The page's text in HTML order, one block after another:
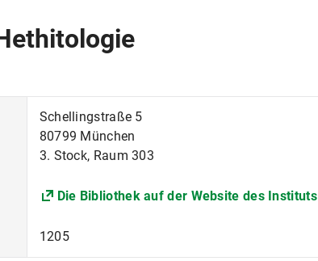
Schellingstraße 5
80799 München
3. Stock, Raum 303
Die Bibliothek auf der Website des Instituts
1205